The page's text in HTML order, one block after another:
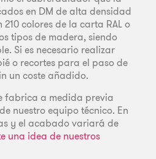
en DM de alta densidad
colores de la carta RAL o
tipos de madera, siendo
Si es necesario realizar
o recortes para el paso de
un coste añadido.
fabrica a medida previa
nuestro equipo técnico. En
y el acabado variará de
una idea de nuestros